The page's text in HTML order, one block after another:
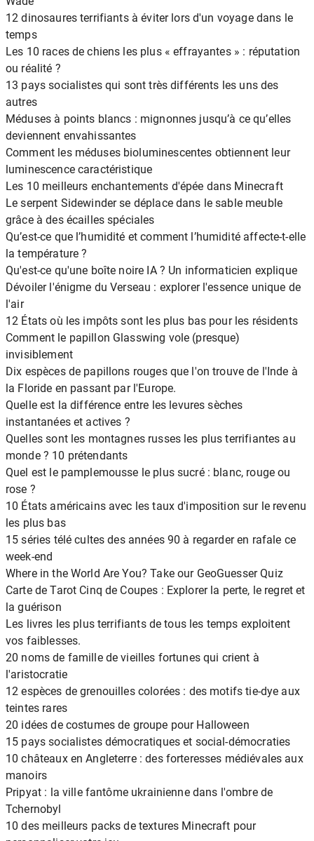
12 dinosaures terrifiants à éviter lors d'un voyage dans le
temps
Les 10 races de chiens les plus « effrayantes » : réputation
ou réalité ?
13 pays socialistes qui sont très différents les uns des
autres
Méduses à points blancs : mignonnes jusqu’à ce qu’elles
deviennent envahissantes
Comment les méduses bioluminescentes obtiennent leur
luminescence caractéristique
Les 10 meilleurs enchantements d'épée dans Minecraft
Le serpent Sidewinder se déplace dans le sable meuble
grâce à des écailles spéciales
Qu’est-ce que l’humidité et comment l’humidité affecte-t-elle
la température ?
Qu'est-ce qu'une boîte noire IA ? Un informaticien explique
Dévoiler l'énigme du Verseau : explorer l'essence unique de
l'air
12 États où les impôts sont les plus bas pour les résidents
Comment le papillon Glasswing vole (presque)
invisiblement
Dix espèces de papillons rouges que l'on trouve de l'Inde à
la Floride en passant par l'Europe.
Quelle est la différence entre les levures sèches
instantanées et actives ?
Quelles sont les montagnes russes les plus terrifiantes au
monde ? 10 prétendants
Quel est le pamplemousse le plus sucré : blanc, rouge ou
rose ?
10 États américains avec les taux d'imposition sur le revenu
les plus bas
15 séries télé cultes des années 90 à regarder en rafale ce
week-end
Where in the World Are You? Take our GeoGuesser Quiz
Carte de Tarot Cinq de Coupes : Explorer la perte, le regret et
la guérison
Les livres les plus terrifiants de tous les temps exploitent
vos faiblesses.
20 noms de famille de vieilles fortunes qui crient à
l'aristocratie
12 espèces de grenouilles colorées : des motifs tie-dye aux
teintes rares
20 idées de costumes de groupe pour Halloween
15 pays socialistes démocratiques et social-démocraties
10 châteaux en Angleterre : des forteresses médiévales aux
manoirs
Pripyat : la ville fantôme ukrainienne dans l'ombre de
Tchernobyl
10 des meilleurs packs de textures Minecraft pour